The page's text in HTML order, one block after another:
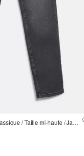
Jean Seattle / Coupe classique / Taille mi-haute / Jambe ajustée